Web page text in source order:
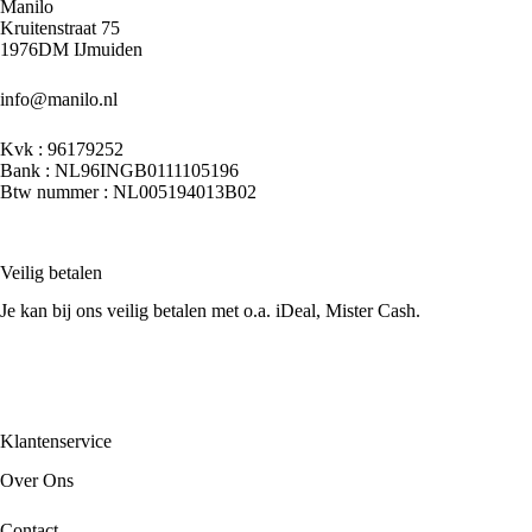
Manilo
Kruitenstraat 75
1976DM IJmuiden
info@manilo.nl
Kvk : 96179252
Bank : NL96INGB0111105196
Btw nummer : NL005194013B02
Veilig betalen
Je kan bij ons veilig betalen met o.a. iDeal, Mister Cash.
Klantenservice
Over Ons